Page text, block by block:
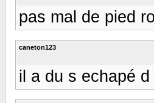
pas mal de pied
caneton123
il a du s echapé